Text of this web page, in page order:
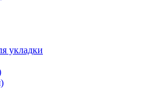
укладки